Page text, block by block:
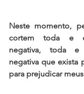
Neste momento,
cortem toda e
negativa, toda e
negativa que exista
para prejudicar